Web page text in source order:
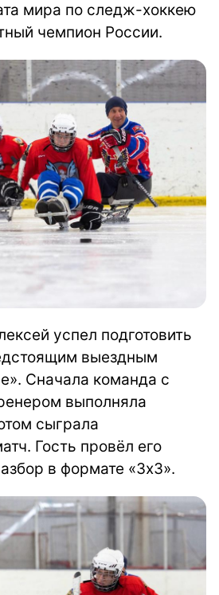
мира по следж-хоккею
чемпион России.
успел подготовить
выездным
Сначала команда с
выполняла
сыграла
Гость провёл его
в формате «3х3».